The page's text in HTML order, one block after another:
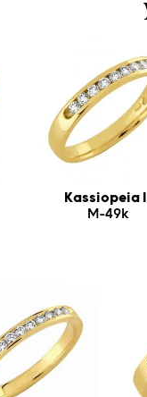
Kassiopeia
M-49k